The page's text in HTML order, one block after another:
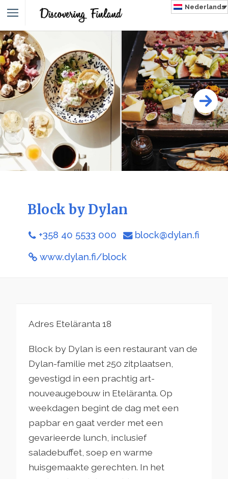
Nederlands
Block by Dylan
+358 40 5533 000 block@dylan.fi
www.dylan.fi/block
Adres Eteläranta 18
Block by Dylan is een restaurant van de
Dylan-familie met 250 zitplaatsen,
gevestigd in een prachtig art-
nouveaugebouw in Eteläranta. Op
weekdagen begint de dag met een
papbar en gaat verder met een
gevarieerde lunch, inclusief
saladebuffet, soep en warme
huisgemaakte gerechten. In het